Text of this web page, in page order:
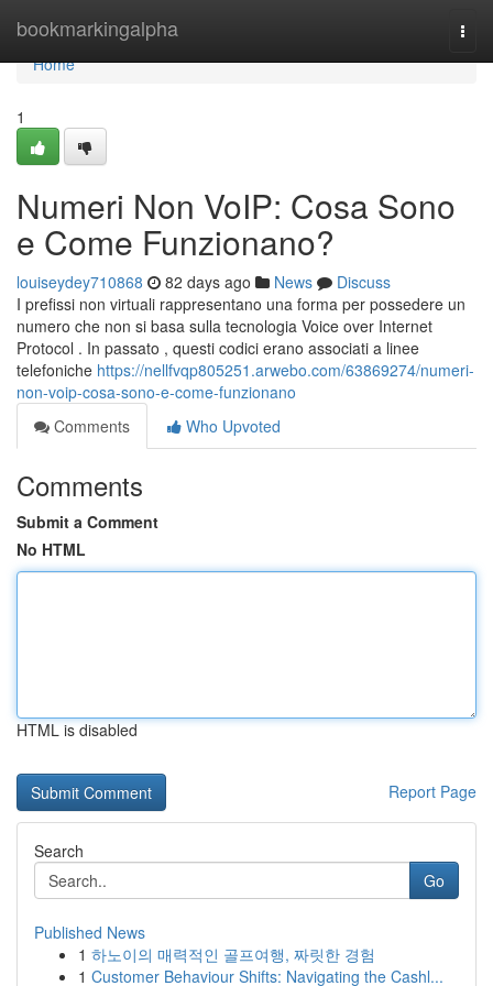
bookmarkingalpha
Home
Home
1
Numeri Non VoIP: Cosa Sono
e Come Funzionano?
louiseydey710868 82 days ago News
Discuss
I prefissi non virtuali rappresentano una forma per possedere un
numero che non si basa sulla tecnologia Voice over Internet
Protocol . In passato , questi codici erano associati a linee
telefoniche https://nellfvqp805251.arwebo.com/63869274/numeri-
non-voip-cosa-sono-e-come-funzionano
Comments
Who Upvoted
Comments
Submit a Comment
No HTML
HTML is disabled
Report Page
Search
Go
Published News
1 하노이의 매력적인 골프여행, 짜릿한 경험
1 Customer Behaviour Shifts: Navigating the Cashl...